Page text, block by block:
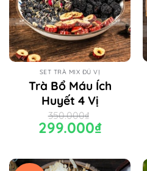
SET TRÀ MIX ĐỦ VỊ
Trà Bổ Máu Ích
Huyết 4 Vị
350.000₫
Giá
gốc
299.000₫Giá
hiện